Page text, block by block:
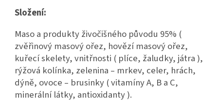
Složení:
Maso a produkty živočišného původu 95% (
zvěřinový masový ořez, hovězí masový ořez,
kuřecí skelety, vnitřnosti ( plíce, žaludky, játra ),
rýžová kolínka, zelenina – mrkev, celer, hrách,
dýně, ovoce – brusinky ( vitamíny A, B a C,
minerální látky, antioxidanty ).